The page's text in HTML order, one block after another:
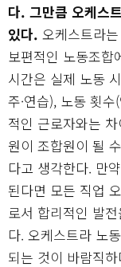
다. 그만큼 오케스
있다. 오케스트라
보편적인 노동조합
시간은 실제 노동
주·연습), 노동 횟
적인 근로자와는
원이 조합원이 될
다고 생각한다. 만
된다면 모든 직업
로서 합리적인 발
다. 오케스트라 노
되는 것이 바람직